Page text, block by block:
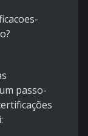
passo-